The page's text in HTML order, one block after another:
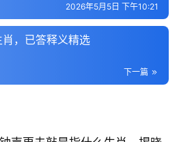
2026年5月5日 下午10:21
，已答释义精选
下一篇